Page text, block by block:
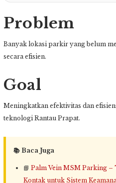
Problem
Banyak lokasi parkir yang belum
secara efisien.
Goal
Meningkatkan efektivitas dan
teknologi Rantau Prapat.
📚 Baca Juga
📘 Palm Vein MSM Parking
Kontak untuk Sistem